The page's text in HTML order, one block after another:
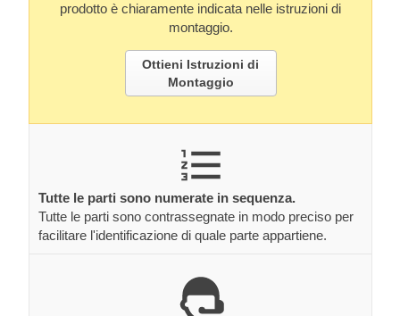
prodotto è chiaramente indicata nelle istruzioni di
montaggio.
Ottieni Istruzioni di
Montaggio
Tutte le parti sono numerate in sequenza.
Tutte le parti sono contrassegnate in modo preciso per
facilitare l'identificazione di quale parte appartiene.